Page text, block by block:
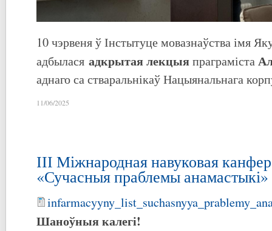
10 чэрвеня ў Інстытуце мовазнаўства імя
адбылася адкрытая лекцыяпраграміста
аднаго са стваральнікаў Нацыянальнага
11/06/2025
ІІІ Міжнародная навуковая
«Сучасныя праблемы анамастыкі»
Шаноўныя калегі!